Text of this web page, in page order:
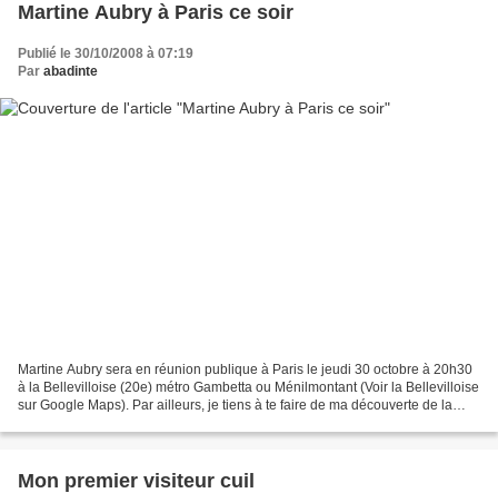
Martine Aubry à Paris ce soir
Publié le 30/10/2008 à 07:19
Par abadinte
Martine Aubry sera en réunion publique à Paris le jeudi 30 octobre à 20h30
à la Bellevilloise (20e) métro Gambetta ou Ménilmontant (Voir la Bellevilloise
sur Google Maps). Par ailleurs, je tiens à te faire de ma découverte de la
Mon premier visiteur cuil